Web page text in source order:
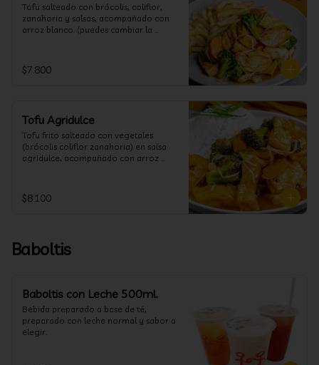
Tofu salteado con brócolis, coliflor,
zanahoria y salsas, acompañado con
arroz blanco. (puedes cambiar la
$7.800
Tofu Agridulce
Tofu frito salteado con vegetales
(brócolis coliflor zanahoria) en salsa
agridulce, acompañado con arroz
$8.100
Baboltis
Baboltis con Leche 500ml.
Bebida preparado a base de té,
preparado con leche normal y sabor a
elegir.